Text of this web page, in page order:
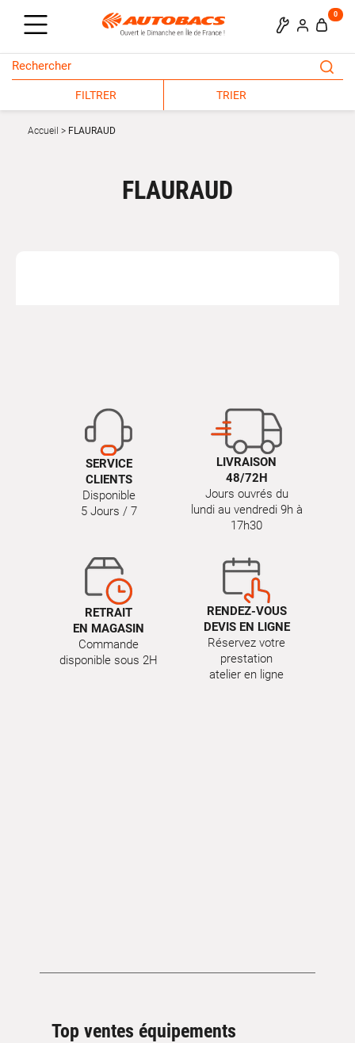
0
FILTRER TRIER
Accueil FLAURAUD
FLAURAUD
SERVICE
CLIENTS
Disponible
5 Jours / 7
LIVRAISON
48/72H
Jours ouvrés du
lundi au vendredi 9h à
17h30
RETRAIT
EN MAGASIN
Commande
disponible sous 2H
RENDEZ-VOUS
DEVIS EN LIGNE
Réservez votre
prestation
atelier en ligne
Top ventes équipements